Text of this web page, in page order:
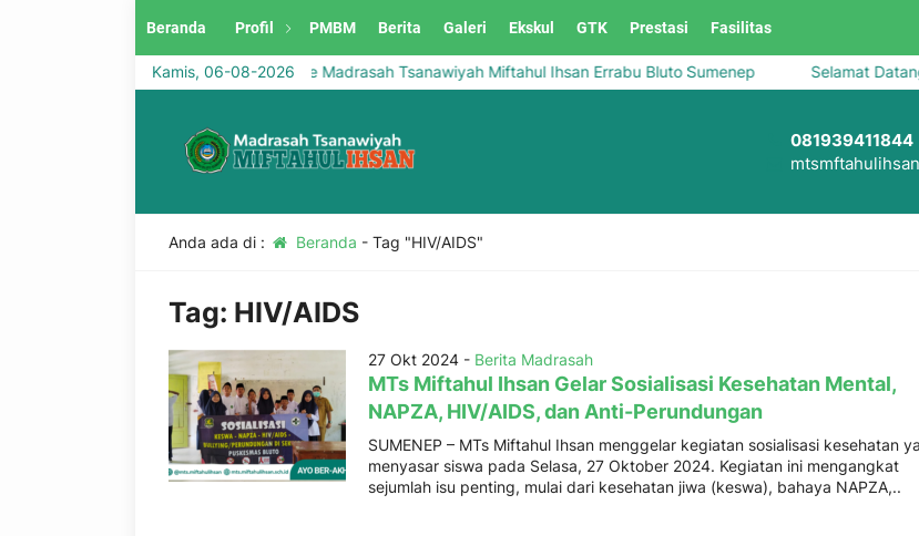
Beranda Profil PMBM Berita Galeri Ekskul GTK Prestasi Fasilitas
Kamis, 06-08-2026
Selamat Datang di Website Madrasah Tsanawiyah Miftahul Ihsan Errabu Bluto Sumenep Selamat Datang
081939411844
Anda ada di : Beranda - Tag "HIV/AIDS"
Tag: HIV/AIDS
27 Okt 2024 - Berita Madrasah
MTs Miftahul Ihsan Gelar Sosialisasi Kesehatan Mental,
NAPZA, HIV/AIDS, dan Anti-Perundungan
SUMENEP – MTs Miftahul Ihsan menggelar kegiatan sosialisasi kesehatan
menyasar siswa pada Selasa, 27 Oktober 2024. Kegiatan ini mengangkat
sejumlah isu penting, mulai dari kesehatan jiwa (keswa), bahaya NAPZA,..